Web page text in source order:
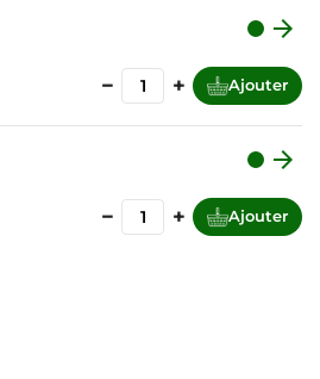

− + Ajouter

− + Ajouter